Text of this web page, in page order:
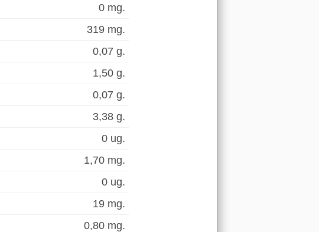
0 mg.
319 mg.
0,07 g.
1,50 g.
0,07 g.
3,38 g.
0 ug.
1,70 mg.
0 ug.
19 mg.
0,80 mg.